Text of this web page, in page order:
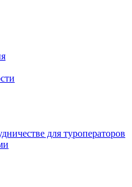
для туроператоров